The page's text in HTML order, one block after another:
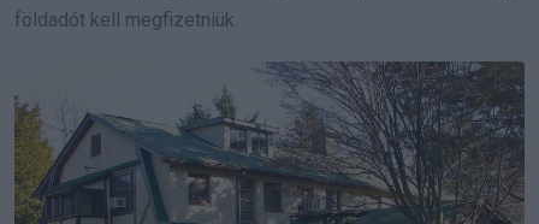
földadót kell megfizetniük.